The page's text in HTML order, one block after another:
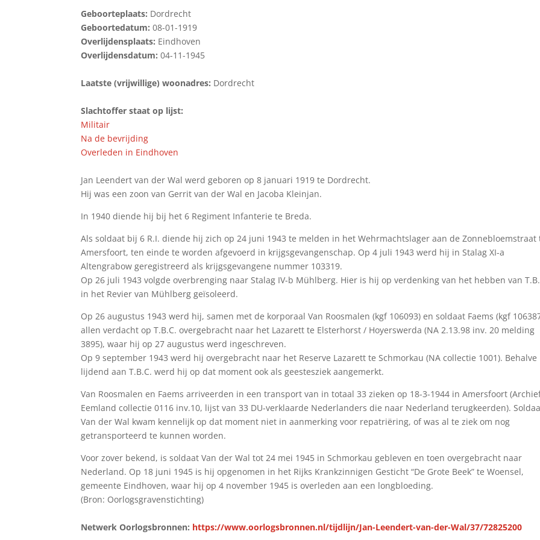
Geboorteplaats: Dordrecht
Geboortedatum:08-01-1919
Overlijdensplaats: Eindhoven
Overlijdensdatum:04-11-1945
Laatste (vrijwillige) woonadres: Dordrecht
Slachtoffer staat op lijst:
Militair
Na de bevrijding
Overleden in Eindhoven
Jan Leendert van der Wal werd geboren op 8 januari 1919 te Dordrecht.
Hij was een zoon van Gerrit van der Wal en Jacoba Kleinjan.
In 1940 diende hij bij het 6 Regiment Infanterie te Breda.
Als soldaat bij 6 R.I. diende hij zich op 24 juni 1943 te melden in het Wehrmachtslager aan de Zonnebloemstraat
Amersfoort, ten einde te worden afgevoerd in krijgsgevangenschap. Op 4 juli 1943 werd hij in Stalag XI-a
Altengrabow geregistreerd als krijgsgevangene nummer 103319.
Op 26 juli 1943 volgde overbrenging naar Stalag IV-b Mühlberg. Hier is hij op verdenking van het hebben van
in het Revier van Mühlberg geïsoleerd.
Op 26 augustus 1943 werd hij, samen met de korporaal Van Roosmalen (kgf 106093) en soldaat Faems (kgf
allen verdacht op T.B.C. overgebracht naar het Lazarett te Elsterhorst / Hoyerswerda (NA 2.13.98 inv. 20 melding
3895), waar hij op 27 augustus werd ingeschreven.
Op 9 september 1943 werd hij overgebracht naar het Reserve Lazarett te Schmorkau (NA collectie 1001). Behalve
lijdend aan T.B.C. werd hij op dat moment ook als geestesziek aangemerkt.
Van Roosmalen en Faems arriveerden in een transport van in totaal 33 zieken op 18-3-1944 in Amersfoort
Eemland collectie 0116 inv.10, lijst van 33 DU-verklaarde Nederlanders die naar Nederland terugkeerden).
Van der Wal kwam kennelijk op dat moment niet in aanmerking voor repatriëring, of was al te ziek om nog
getransporteerd te kunnen worden.
Voor zover bekend, is soldaat Van der Wal tot 24 mei 1945 in Schmorkau gebleven en toen overgebracht naar
Nederland. Op 18 juni 1945 is hij opgenomen in het Rijks Krankzinnigen Gesticht “De Grote Beek” te Woensel,
gemeente Eindhoven, waar hij op 4 november 1945 is overleden aan een longbloeding.
(Bron: Oorlogsgravenstichting)
Netwerk Oorlogsbronnen: https://www.oorlogsbronnen.nl/tijdlijn/Jan-Leendert-van-der-Wal/37/72825200